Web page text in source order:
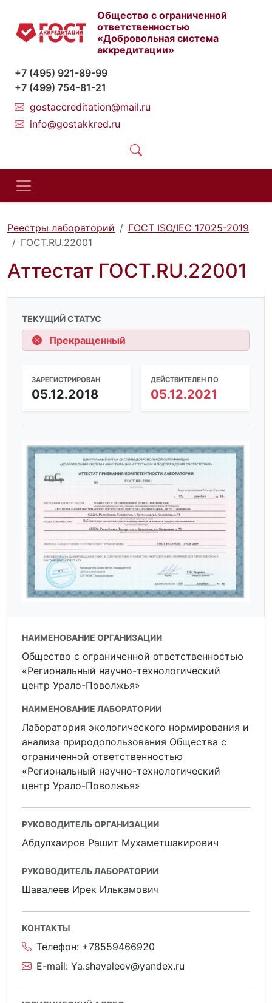
Общество с ограниченной
ответственностью
«Добровольная система
аккредитации»
+7 (495) 921-89-99
+7 (499) 754-81-21
gostaccreditation@mail.ru
info@gostakkred.ru
Реестры лабораторий
ГОСТ ISO/IEC 17025-2019
ГОСТ.RU.22001
Аттестат ГОСТ.RU.22001
ТЕКУЩИЙ СТАТУС
Прекращенный
ЗАРЕГИСТРИРОВАН
05.12.2018
ДЕЙСТВИТЕЛЕН ПО
05.12.2021
НАИМЕНОВАНИЕ ОРГАНИЗАЦИИ
Общество с ограниченной ответственностью
«Региональный научно-технологический
центр Урало-Поволжья»
НАИМЕНОВАНИЕ ЛАБОРАТОРИИ
Лаборатория экологического нормирования и
анализа природопользования Общества с
ограниченной ответственностью
«Региональный научно-технологический
центр Урало-Поволжья»
РУКОВОДИТЕЛЬ ОРГАНИЗАЦИИ
Абдулхаиров Рашит Мухаметшакирович
РУКОВОДИТЕЛЬ ЛАБОРАТОРИИ
Шавалеев Ирек Илькамович
КОНТАКТЫ
Телефон: +78559466920
E-mail: Ya.shavaleev@yandex.ru